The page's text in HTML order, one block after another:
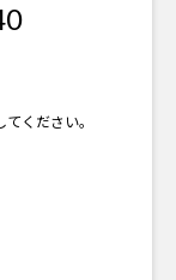
ください。